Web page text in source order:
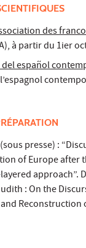
des
à partir du 1ier
español
presse) :
of Europe after
approach”.
: On the
Reconstruction